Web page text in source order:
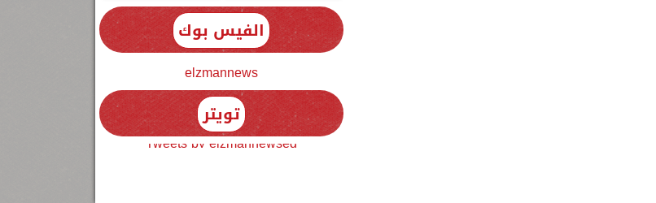
الفيس بوك
elzmannews
تويتر
Tweets by elzmannewseg